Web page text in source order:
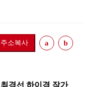
주소복사 a b
경선 하이경 작가